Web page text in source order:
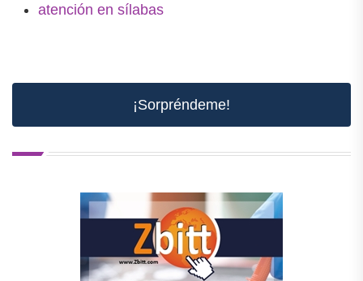
atención en sílabas
¡Sorpréndeme!